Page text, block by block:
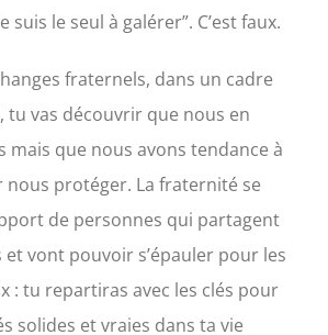
suis le seul à galérer”. C’est faux.
fraternels, dans un cadre
tu vas découvrir que nous en
mais que nous avons tendance à
nous protéger. La fraternité se
de personnes qui partagent
vont pouvoir s’épauler pour les
: tu repartiras avec les clés pour
solides et vraies dans ta vie